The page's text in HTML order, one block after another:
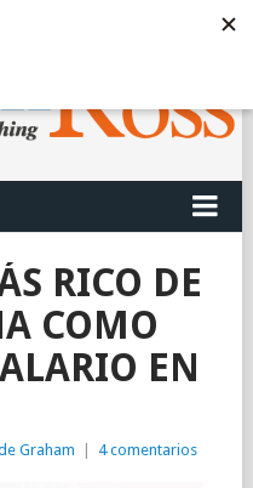
RICO DE
COMO
EN
Graham 4 comentarios